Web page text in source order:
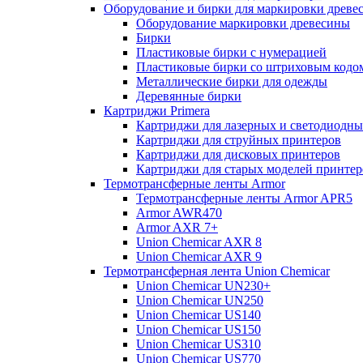
Оборудование и бирки для маркировки
Оборудование маркировки древесины
Бирки
Пластиковые бирки с нумерацией
Пластиковые бирки со штриховым
Металлические бирки для одежды
Деревянные бирки
Картриджи Primera
Картриджи для лазерных и
Картриджи для струйных принтеров
Картриджи для дисковых принтеров
Картриджи для старых моделей
Термотрансферные ленты Armor
Термотрансферные ленты Armor APR5
Armor AWR470
Armor AXR 7+
Union Chemicar AXR 8
Union Chemicar AXR 9
Термотрансферная лента Union Chemicar
Union Chemicar UN230+
Union Chemicar UN250
Union Chemicar US140
Union Chemicar US150
Union Chemicar US310
Union Chemicar US770